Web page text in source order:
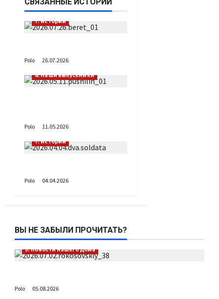
7. Истории
Polo
26.07.2026
6. Наши выпускники
Polo
11.05.2026
7. Истории
Polo 04.04.2026
ВЫ НЕ ЗАБЫЛИ ПРОЧИТАТЬ?
5. Новости нашего Дома
Polo 05.08.2026